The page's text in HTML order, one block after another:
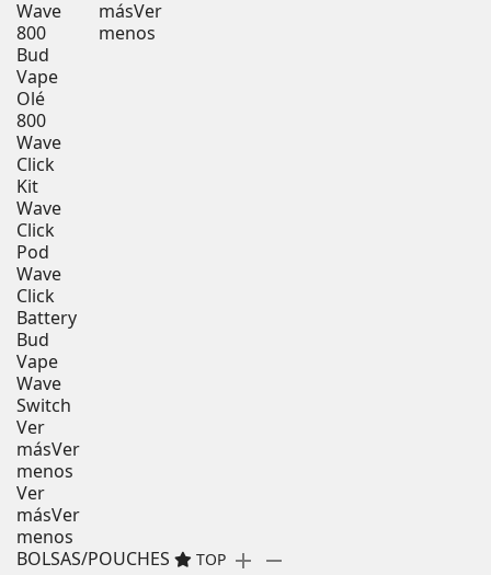
Wave
800
Bud
Vape
Olé
800
Wave
Click
Kit
Wave
Click
Pod
Wave
Click
Battery
Bud
Vape
Wave
Switch
Ver
másVer
menos
Ver
másVer
menos
másVer
menos
BOLSAS/POUCHES TOP add remove